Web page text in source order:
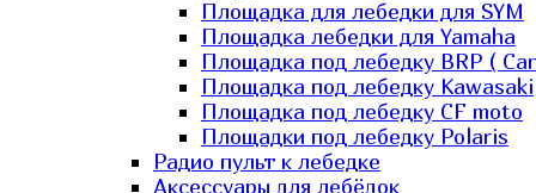
Площадка для лебедки для SYM
Площадка лебедки для Yamaha
Площадка под лебедку BRP (
Площадка под лебедку Kawasaki
Площадка под лебедку СF moto
Площадки под лебедку Polaris
Радио пульт к лебедке
Аксессуары для лебёдок